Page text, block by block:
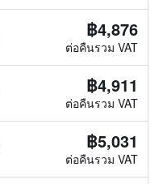
฿4,876
ต่อคืนรวม VAT
฿4,911
ต่อคืนรวม VAT
฿5,031
ต่อคืนรวม VAT